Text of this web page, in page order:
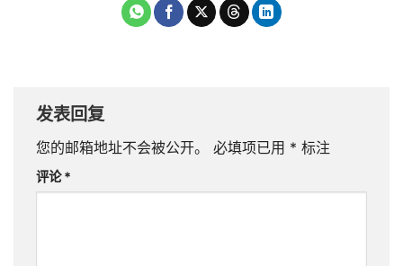
发表回复
您的邮箱地址不会被公开。 必填项已用 * 标注
评论*